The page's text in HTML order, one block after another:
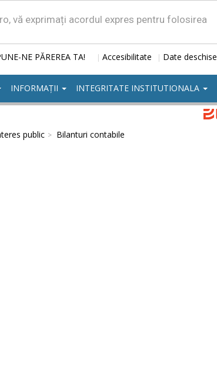
vă exprimați acordul expres pentru folosirea
NE PĂREREA TA! | Accesibilitate | Date deschise
INFORMAȚII INTEGRITATE INSTITUTIONALA
public Bilanturi contabile